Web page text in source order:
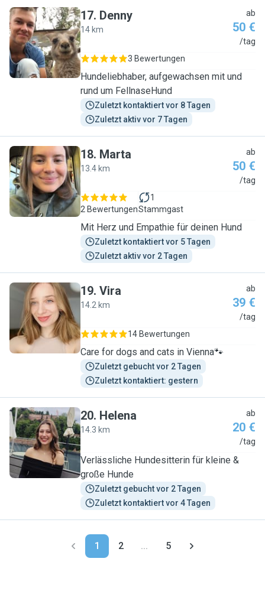
D
17. Denny
14 km
ab
50 €
/tag
3 Bewertungen
Hundeliebhaber, aufgewachsen mit und
rund um FellnaseHund
Zuletzt kontaktiert vor 8 Tagen
Zuletzt aktiv vor 7 Tagen
M
18. Marta
13.4 km
ab
50 €
/tag
2 Bewertungen
1
Stammgast
Mit Herz und Empathie für deinen Hund
Zuletzt kontaktiert vor 5 Tagen
Zuletzt aktiv vor 2 Tagen
V
19. Vira
14.2 km
ab
39 €
/tag
14 Bewertungen
Care for dogs and cats in Vienna🐾
Zuletzt gebucht vor 2 Tagen
Zuletzt kontaktiert: gestern
H
20. Helena
14.3 km
ab
20 €
/tag
Verlässliche Hundesitterin für kleine &
große Hunde
Zuletzt gebucht vor 2 Tagen
Zuletzt kontaktiert vor 4 Tagen
1 2 ... 5